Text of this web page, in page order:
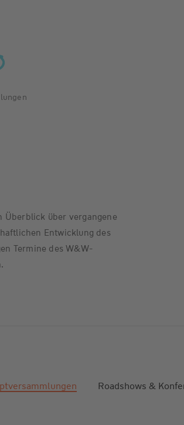
Überblick über vergangene
Entwicklung des
Termine des W&W-
Roadshows &